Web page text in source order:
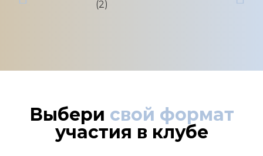
Выбери свой формат
участия в клубе